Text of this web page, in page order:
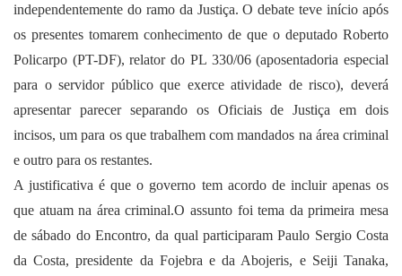
independentemente do ramo da Justiça. O debate teve início após
os presentes tomarem conhecimento de que o deputado Roberto
Policarpo (PT-DF), relator do PL 330/06 (aposentadoria especial
para o servidor público que exerce atividade de risco), deverá
apresentar parecer separando os Oficiais de Justiça em dois
incisos, um para os que trabalhem com mandados na área criminal
e outro para os restantes.
A justificativa é que o governo tem acordo de incluir apenas os
que atuam na área criminal.O assunto foi tema da primeira mesa
de sábado do Encontro, da qual participaram Paulo Sergio Costa
da Costa, presidente da Fojebra e da Abojeris, e Seiji Tanaka,